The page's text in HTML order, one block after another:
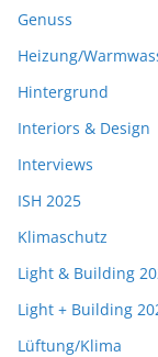
Genuss
Heizung/
Hintergrund
Interiors & Design
Interviews
ISH 2025
Klimaschutz
Light & Building
Light + Building
Lüftung/Klima